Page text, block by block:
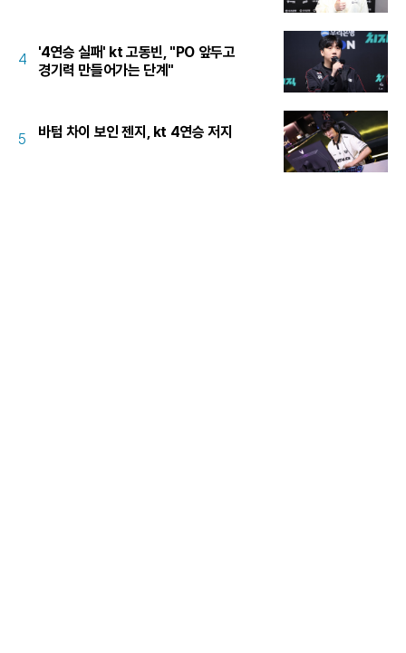
4
'4연승 실패' kt 고동빈, "PO 앞두고
경기력 만들어가는 단계"
5 바텀 차이 보인 젠지, kt 4연승 저지